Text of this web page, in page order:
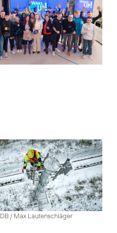
/ Max Lautenschläger